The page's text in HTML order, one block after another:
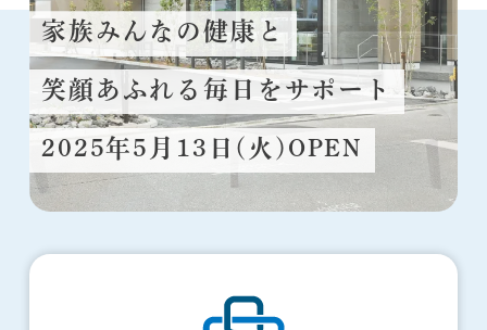
家族みんなの健康と
笑顔あふれる毎日をサポート
2025年5月13日(火)OPEN